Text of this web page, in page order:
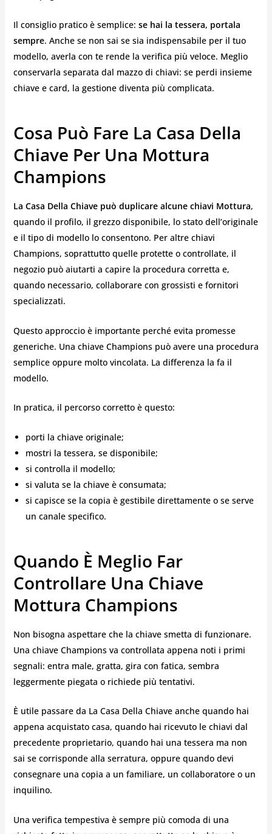
Il consiglio pratico è semplice: se hai la tessera, portala
sempre. Anche se non sai se sia indispensabile per il tuo
modello, averla con te rende la verifica più veloce. Meglio
conservarla separata dal mazzo di chiavi: se perdi insieme
chiave e card, la gestione diventa più complicata.
Cosa Può Fare La Casa Della
Chiave Per Una Mottura
Champions
La Casa Della Chiave può duplicare alcune chiavi Mottura,
quando il profilo, il grezzo disponibile, lo stato dell’originale
e il tipo di modello lo consentono. Per altre chiavi
Champions, soprattutto quelle protette o controllate, il
negozio può aiutarti a capire la procedura corretta e,
quando necessario, collaborare con grossisti e fornitori
specializzati.
Questo approccio è importante perché evita promesse
generiche. Una chiave Champions può avere una procedura
semplice oppure molto vincolata. La differenza la fa il
modello.
In pratica, il percorso corretto è questo:
porti la chiave originale;
mostri la tessera, se disponibile;
si controlla il modello;
si valuta se la chiave è consumata;
si capisce se la copia è gestibile direttamente o se serve
un canale specifico.
Quando È Meglio Far
Controllare Una Chiave
Mottura Champions
Non bisogna aspettare che la chiave smetta di funzionare.
Una chiave Champions va controllata appena noti i primi
segnali: entra male, gratta, gira con fatica, sembra
leggermente piegata o richiede più tentativi.
È utile passare da La Casa Della Chiave anche quando hai
appena acquistato casa, quando hai ricevuto le chiavi dal
precedente proprietario, quando hai una tessera ma non
sai se corrisponde alla serratura, oppure quando devi
consegnare una copia a un familiare, un collaboratore o un
inquilino.
Una verifica tempestiva è sempre più comoda di una